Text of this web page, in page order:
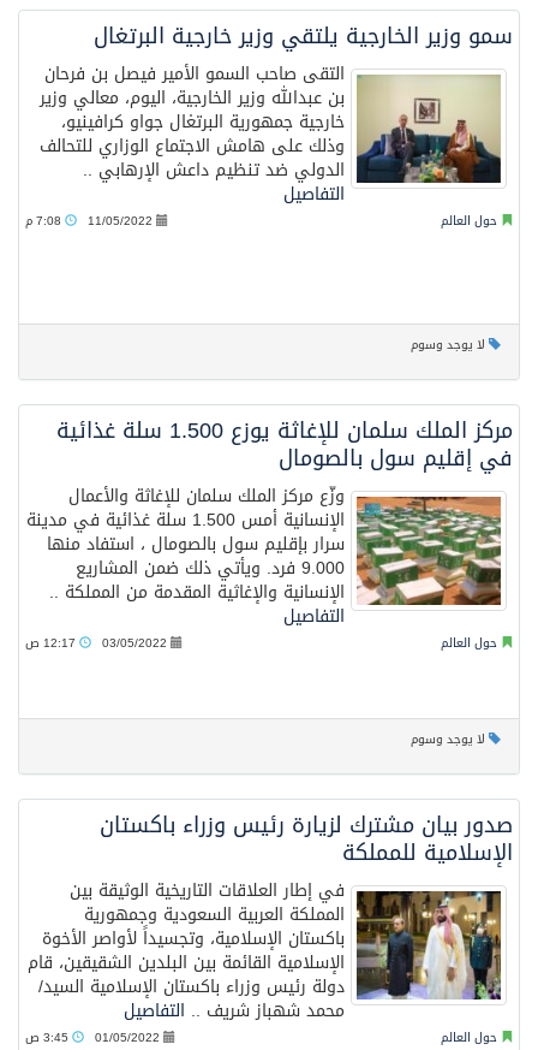
سمو وزير الخارجية يلتقي وزير خارجية البرتغال
التقى صاحب السمو الأمير فيصل بن فرحان
بن عبدالله وزير الخارجية، اليوم، معالي وزير
خارجية جمهورية البرتغال جواو كرافينيو،
وذلك على هامش الاجتماع الوزاري للتحالف
الدولي ضد تنظيم داعش الإرهابي ..
التفاصيل
حول العالم 11/05/2022
لا يوجد وسوم
مركز الملك سلمان للإغاثة يوزع 1.500 سلة غذائية
في إقليم سول بالصومال
وزّع مركز الملك سلمان للإغاثة والأعمال
الإنسانية أمس 1.500 سلة غذائية في مدينة
سرار بإقليم سول بالصومال ، استفاد منها
9.000 فرد. ويأتي ذلك ضمن المشاريع
الإنسانية والإغاثية المقدمة من المملكة ..
التفاصيل
حول العالم 03/05/2022
لا يوجد وسوم
صدور بيان مشترك لزيارة رئيس وزراء باكستان
الإسلامية للمملكة
في إطار العلاقات التاريخية الوثيقة بين
المملكة العربية السعودية وجمهورية
باكستان الإسلامية، وتجسيداً لأواصر الأخوة
الإسلامية القائمة بين البلدين الشقيقين، قام
دولة رئيس وزراء باكستان الإسلامية السيد/
محمد شهباز شريف .. التفاصيل
حول العالم 01/05/2022